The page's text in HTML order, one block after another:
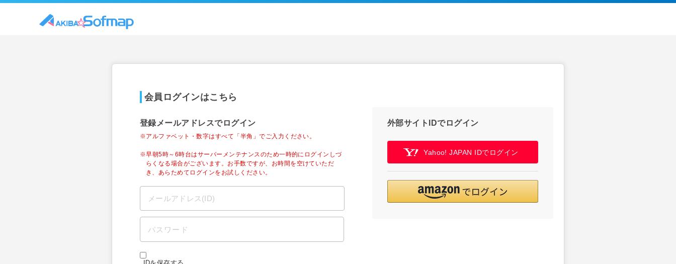
会員ログインはこちら
登録メールアドレスでログイン
※アルファベット・数字はすべて「半角」でご入力ください。
※早朝5時～6時台はサーバーメンテナンスのため一時的にログインしづ
らくなる場合がございます。お手数ですが、お時間を空けていただ
き、あらためてログインをお試しください。
外部サイトIDでログイン
Yahoo! JAPAN IDでログイン